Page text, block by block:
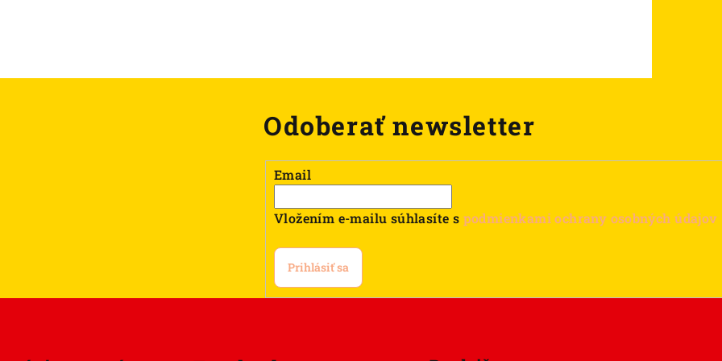
Odoberať newsletter
Email
Vložením e-mailu súhlasíte s podmienkami ochrany osobných údajov
Prihlásiť sa